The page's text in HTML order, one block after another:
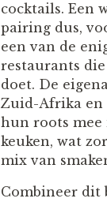
cocktails. Een
pairing dus,
een van de
restaurants
doet. De
Zuid-Afrika en
hun roots mee
keuken, wat
mix van
Combineer dit